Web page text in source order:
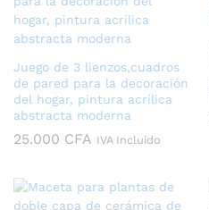
Juego de 3 lienzos,cuadros
de pared para la decoración
del hogar, pintura acrílica
abstracta moderna
25.000 CFA IVA Incluido